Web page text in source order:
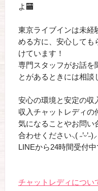
よ🏧
東京ライブインは未経
める方に、安心しても
けています！
専門スタッフがお話を
とがあるときには相談
安心の環境と安定の収
収入チャットレディの
気になることやお問い
合わせください‪⸜( ˶’ᵕ’˶)⸝
LINEから24時間受付中
チャットレディについ